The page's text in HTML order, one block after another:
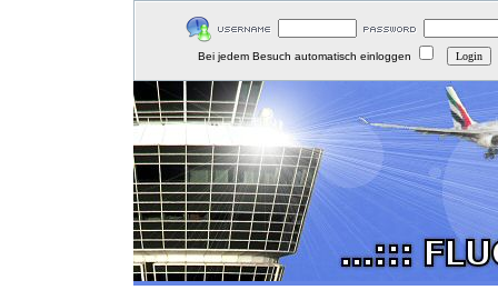
Bei jedem Besuch automatisch einloggen